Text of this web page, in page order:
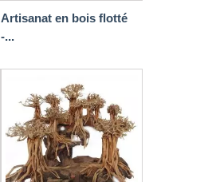
Artisanat en bois flotté
-...